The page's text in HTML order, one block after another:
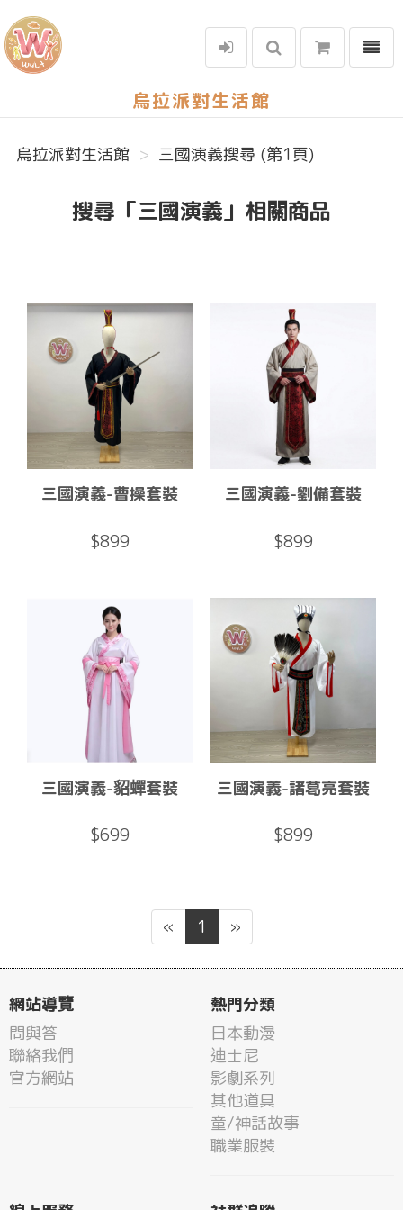
烏拉派對生活館
選單
烏拉派對生活館 三國演義搜尋 (第1頁)
搜尋「三國演義」相關商品
三國演義-曹操套裝
$899
三國演義-劉備套裝
$899
三國演義-貂蟬套裝
$699
三國演義-諸葛亮套裝
$899
« 1 »
網站導覽
問與答
聯絡我們
官方網站
熱門分類
日本動漫
迪士尼
影劇系列
其他道具
童/神話故事
職業服裝